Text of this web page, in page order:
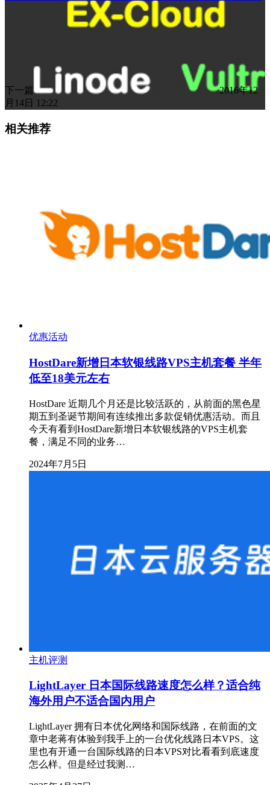
下一篇
2016年12
月14日 12:22
相关推荐
优惠活动
HostDare新增日本软银线路VPS主机套餐 半年
低至18美元左右
HostDare 近期几个月还是比较活跃的，从前面的黑色星
期五到圣诞节期间有连续推出多款促销优惠活动。而且
今天有看到HostDare新增日本软银线路的VPS主机套
餐，满足不同的业务…
2024年7月5日
主机评测
LightLayer 日本国际线路速度怎么样？适合纯
海外用户不适合国内用户
LightLayer 拥有日本优化网络和国际线路，在前面的文
章中老蒋有体验到我手上的一台优化线路日本VPS。这
里也有开通一台国际线路的日本VPS对比看看到底速度
怎么样。但是经过我测…